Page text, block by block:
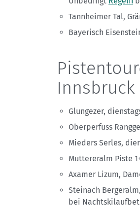
Tannheimer Tal,
Bayerisch
Innsbruck
Glungezer,
Oberperfuss
Mieders Serles,
Muttereralm Piste
Axamer Lizum,
Steinach
bei